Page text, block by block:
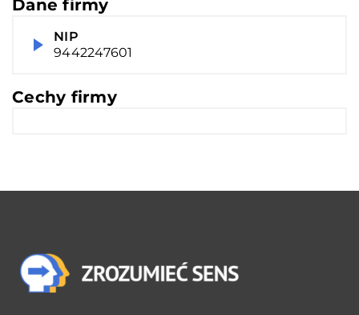
Dane firmy
NIP
9442247601
Cechy firmy